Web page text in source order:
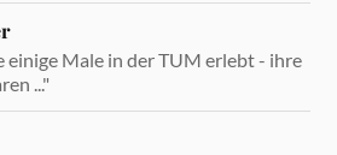
einige Male in der TUM erlebt - ihre
..."